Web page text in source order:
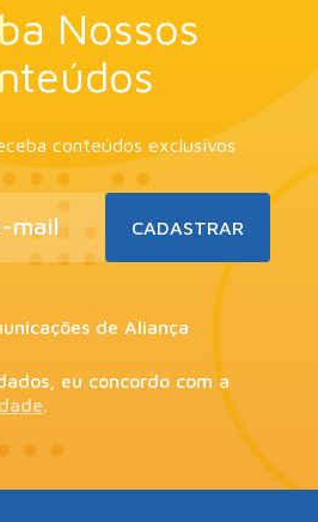
Nossos
conteúdos exclusivos
de Aliança
eu concordo com a
.